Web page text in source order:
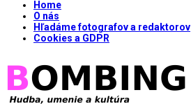
Home
O nás
Hľadáme fotografov a redaktorov
Cookies a GDPR